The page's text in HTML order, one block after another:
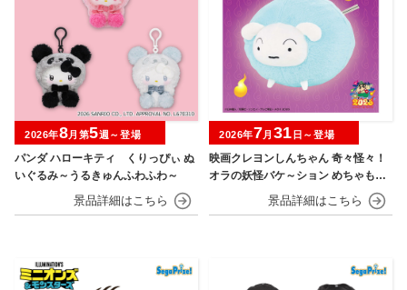
パンダ ハローキティ くりっぴぃ ぬ
いぐるみ～うるきゅんふわふわ～
2026年8月第5週～登場
映画クレヨンしんちゃん 奇々怪々！
オラの妖怪バケ～ション めちゃもふ
ぐっとぬいぐるみ シロ
2026年7月 31 日～登場